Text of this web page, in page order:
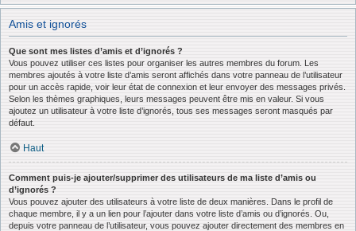
Amis et ignorés
Que sont mes listes d’amis et d’ignorés ?
Vous pouvez utiliser ces listes pour organiser les autres membres du forum. Les
membres ajoutés à votre liste d’amis seront affichés dans votre panneau de l’utilisateur
pour un accès rapide, voir leur état de connexion et leur envoyer des messages privés.
Selon les thèmes graphiques, leurs messages peuvent être mis en valeur. Si vous
ajoutez un utilisateur à votre liste d’ignorés, tous ses messages seront masqués par
défaut.
Haut
Comment puis-je ajouter/supprimer des utilisateurs de ma liste d’amis ou
d’ignorés ?
Vous pouvez ajouter des utilisateurs à votre liste de deux manières. Dans le profil de
chaque membre, il y a un lien pour l’ajouter dans votre liste d’amis ou d’ignorés. Ou,
depuis votre panneau de l’utilisateur, vous pouvez ajouter directement des membres en